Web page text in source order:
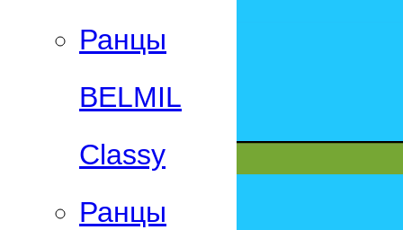
Ранцы
BELMIL
Classy
Ранцы